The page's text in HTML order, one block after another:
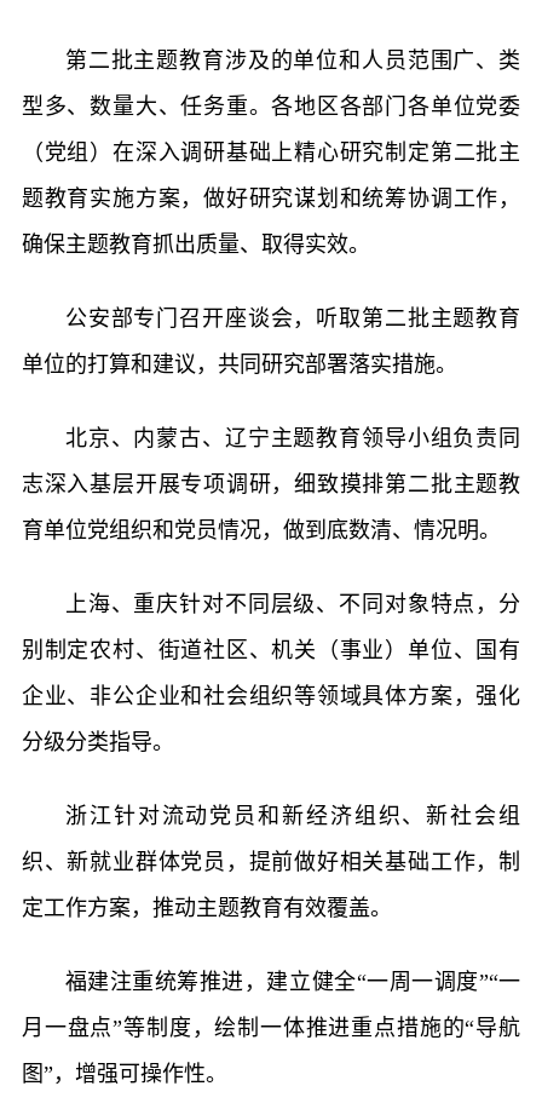
第二批主题教育涉及的单位和人员范围广、类
型多、数量大、任务重。各地区各部门各单位党委
（党组）在深入调研基础上精心研究制定第二批主
题教育实施方案，做好研究谋划和统筹协调工作，
确保主题教育抓出质量、取得实效。
公安部专门召开座谈会，听取第二批主题教育
单位的打算和建议，共同研究部署落实措施。
北京、内蒙古、辽宁主题教育领导小组负责同
志深入基层开展专项调研，细致摸排第二批主题教
育单位党组织和党员情况，做到底数清、情况明。
上海、重庆针对不同层级、不同对象特点，分
别制定农村、街道社区、机关（事业）单位、国有
企业、非公企业和社会组织等领域具体方案，强化
分级分类指导。
浙江针对流动党员和新经济组织、新社会组
织、新就业群体党员，提前做好相关基础工作，制
定工作方案，推动主题教育有效覆盖。
福建注重统筹推进，建立健全“一周一调度”“一
月一盘点”等制度，绘制一体推进重点措施的“导航
图”，增强可操作性。